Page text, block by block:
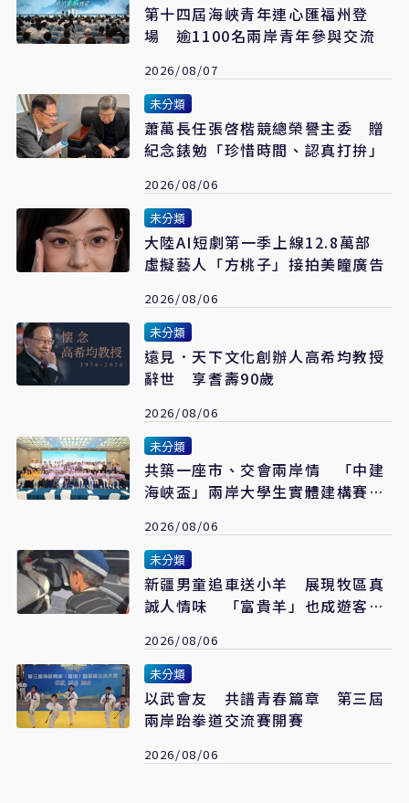
第十四屆海峽青年連心匯福州登
場 逾1100名兩岸青年參與交流
2026/08/07
未分類
蕭萬長任張啓楷競總榮譽主委 贈
紀念錶勉「珍惜時間、認真打拚」
2026/08/06
未分類
大陸AI短劇第一季上線12.8萬部
虛擬藝人「方桃子」接拍美瞳廣告
2026/08/06
未分類
遠見．天下文化創辦人高希均教授
辭世 享耆壽90歲
2026/08/06
未分類
共築一座市、交會兩岸情 「中建
海峽盃」兩岸大學生實體建構賽在
2026/08/06
未分類
新疆男童追車送小羊 展現牧區真
誠人情味 「富貴羊」也成遊客最
2026/08/06
未分類
以武會友 共譜青春篇章 第三屆
兩岸跆拳道交流賽開賽
2026/08/06